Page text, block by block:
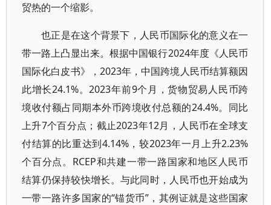
贸热的一个缩影。
也正是在这个背景下，人民币国际化的意义在一
带一路上凸显出来。根据中国银行2024年度《人民币
国际化白皮书》，2023年，中国跨境人民币结算额因
此增长24.1%。2023年前9个月，货物贸易人民币跨
境收付额占同期本外币跨境收付总额的24.4%。同比
上升7个百分点；截止2023年12月，人民币在全球支
付结算的比重达到4.14%，较2023年一月上升2.23%
个百分点。RCEP和共建一带一路国家和地区人民币
结算仍保持较快增长。与此同时，人民币也开始成为
一带一路许多国家的“锚货币”，其例证就是这些国家